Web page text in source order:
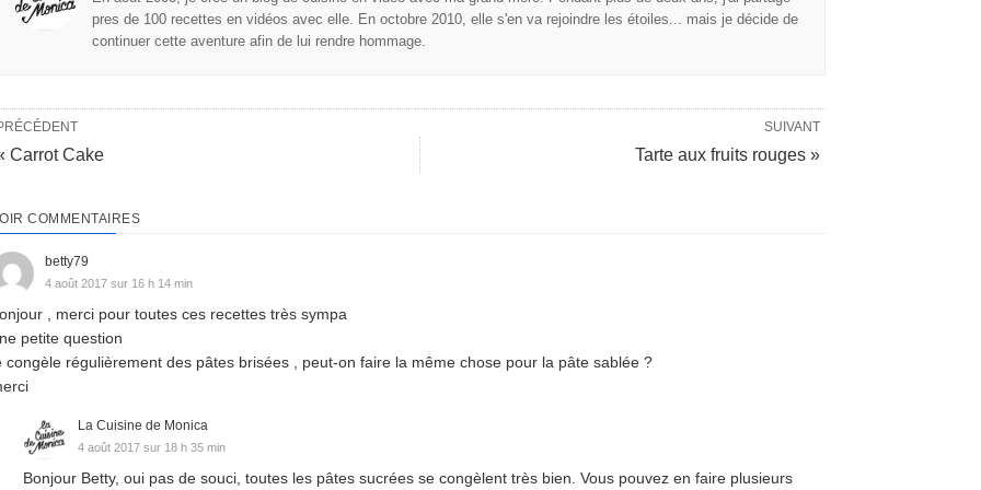
pres de 100 recettes en vidéos avec elle. En octobre 2010, elle s'en va rejoindre les étoiles... mais je décide de
continuer cette aventure afin de lui rendre hommage.
SUIVANT
Tarte aux fruits rouges »
Carrot Cake
COMMENTAIRES
betty79
4 août 2017 sur 16 h 14 min
, merci pour toutes ces recettes très sympa
petite question
congèle régulièrement des pâtes brisées , peut-on faire la même chose pour la pâte sablée ?
La Cuisine de Monica
4 août 2017 sur 18 h 35 min
Bonjour Betty, oui pas de souci, toutes les pâtes sucrées se congèlent très bien. Vous pouvez en faire plusieurs